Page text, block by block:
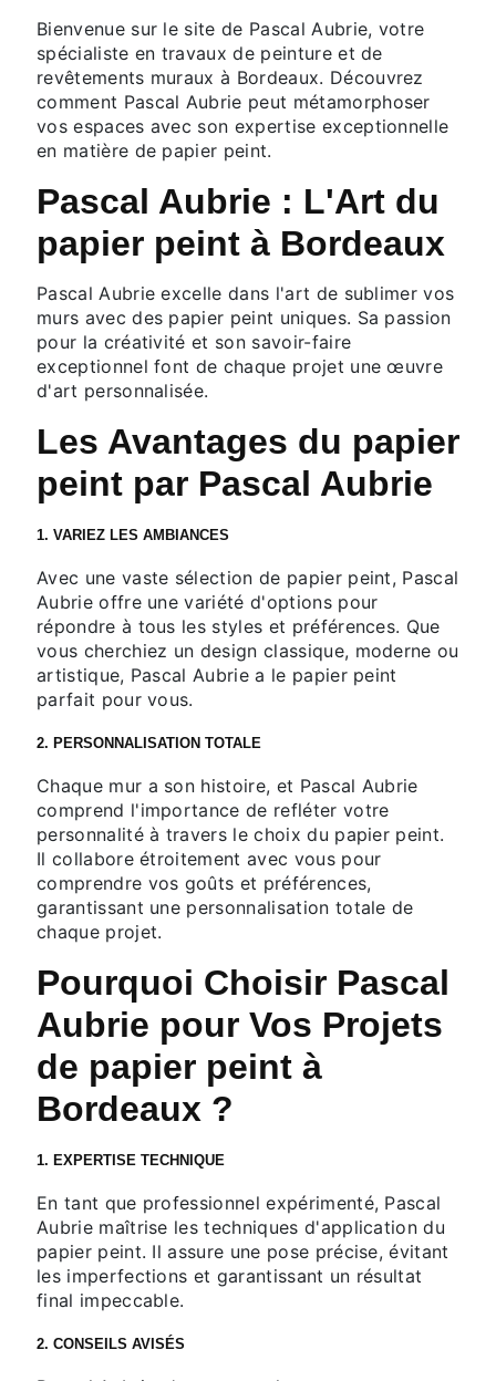
Bienvenue sur le site de Pascal Aubrie, votre
spécialiste en travaux de peinture et de
revêtements muraux à Bordeaux. Découvrez
comment Pascal Aubrie peut métamorphoser
vos espaces avec son expertise exceptionnelle
en matière de papier peint.
Pascal Aubrie : L'Art du
papier peint à Bordeaux
Pascal Aubrie excelle dans l'art de sublimer vos
murs avec des papier peint uniques. Sa passion
pour la créativité et son savoir-faire
exceptionnel font de chaque projet une œuvre
d'art personnalisée.
Les Avantages du papier
peint par Pascal Aubrie
1. VARIEZ LES AMBIANCES
Avec une vaste sélection de papier peint, Pascal
Aubrie offre une variété d'options pour
répondre à tous les styles et préférences. Que
vous cherchiez un design classique, moderne ou
artistique, Pascal Aubrie a le papier peint
parfait pour vous.
2. PERSONNALISATION TOTALE
Chaque mur a son histoire, et Pascal Aubrie
comprend l'importance de refléter votre
personnalité à travers le choix du papier peint.
Il collabore étroitement avec vous pour
comprendre vos goûts et préférences,
garantissant une personnalisation totale de
chaque projet.
Pourquoi Choisir Pascal
Aubrie pour Vos Projets
de papier peint à
Bordeaux ?
1. EXPERTISE TECHNIQUE
En tant que professionnel expérimenté, Pascal
Aubrie maîtrise les techniques d'application du
papier peint. Il assure une pose précise, évitant
les imperfections et garantissant un résultat
final impeccable.
2. CONSEILS AVISÉS